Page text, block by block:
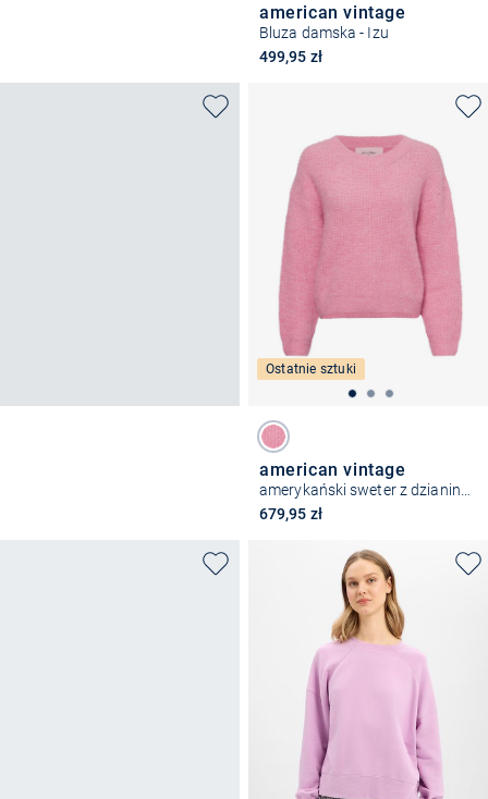
american vintage
Bluza damska - Izu
499,95 zł
Ostatnie sztuki
american vintage
amerykański sweter z dzianiny vintage EAST
679,95 zł